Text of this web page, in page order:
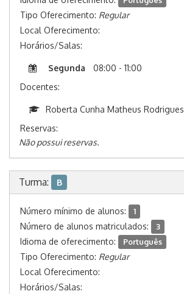
Tipo Oferecimento: Regular
Local Oferecimento:
Horários/Salas:
Segunda
08:00 - 11:00
Docentes:
Roberta Cunha Matheus Rodrigues
Reservas:
Não possui reservas.
Turma: B
Número mínimo de alunos: 1
Número de alunos matriculados: 3
Idioma de oferecimento: Português
Tipo Oferecimento: Regular
Local Oferecimento:
Horários/Salas: